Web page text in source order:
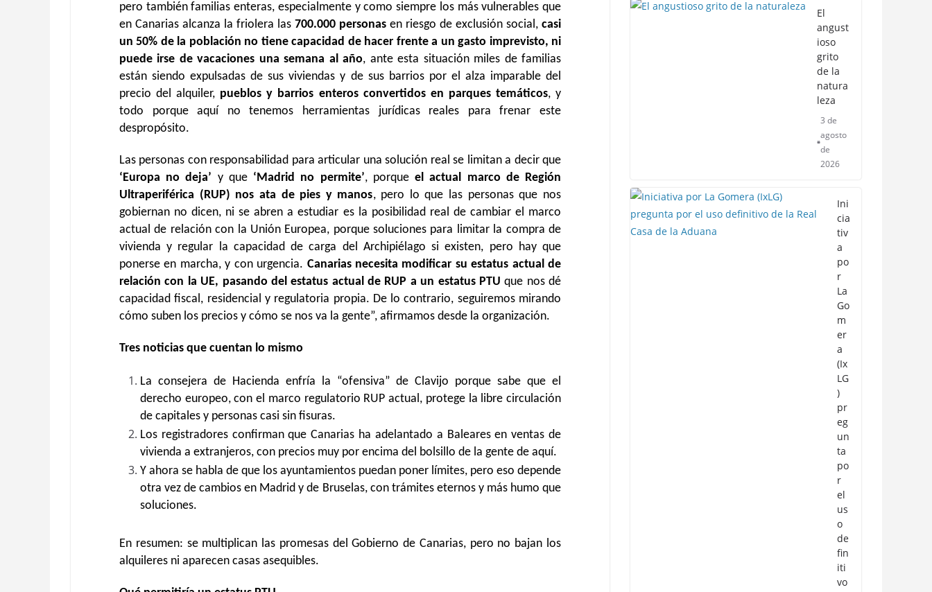
pero también familias enteras, especialmente y como siempre los más vulnerables que
en Canarias alcanza la friolera las 700.000 personas en riesgo de exclusión social, casi
un 50% de la población no tiene capacidad de hacer frente a un gasto imprevisto, ni
puede irse de vacaciones una semana al año, ante esta situación miles de familias
están siendo expulsadas de sus viviendas y de sus barrios por el alza imparable del
precio del alquiler, pueblos y barrios enteros convertidos en parques temáticos, y
todo porque aquí no tenemos herramientas jurídicas reales para frenar este
despropósito.
Las personas con responsabilidad para articular una solución real se limitan a decir que
‘Europa no deja’ y que ‘Madrid no permite’, porqueel actual marco de Región
Ultraperiférica (RUP) nos ata de pies y manos, pero lo que las personas que nos
gobiernan no dicen, ni se abren a estudiar es la posibilidad real de cambiar el marco
actual de relación con la Unión Europea, porque soluciones para limitar la compra de
vivienda y regular la capacidad de carga del Archipiélago si existen, pero hay que
ponerse en marcha, y con urgencia. Canarias necesita modificar su estatus actual de
relación con la UE, pasando del estatus actual de RUP a un estatus PTU que nos dé
capacidad fiscal, residencial y regulatoria propia. De lo contrario, seguiremos mirando
cómo suben los precios y cómo se nos va la gente”, afirmamos desde la organización.
Tres noticias que cuentan lo mismo
La consejera de Hacienda enfría la “ofensiva” de Clavijo porque sabe que el
derecho europeo, con el marco regulatorio RUP actual, protege la libre circulación
de capitales y personas casi sin fisuras.
Los registradores confirman que Canarias ha adelantado a Baleares en ventas de
vivienda a extranjeros, con precios muy por encima del bolsillo de la gente de aquí.
Y ahora se habla de que los ayuntamientos puedan poner límites, pero eso depende
otra vez de cambios en Madrid y de Bruselas, con trámites eternos y más humo que
soluciones.
En resumen: se multiplican las promesas del Gobierno de Canarias, pero no bajan los
alquileres ni aparecen casas asequibles.
El
angust
ioso
grito
de la
natura
leza
3 de
agosto
de
2026
Ini
cia
tiv
a
po
r
La
Go
m
er
a
(Ix
LG
)
pr
eg
un
ta
po
r
el
us
o
de
fin
iti
vo